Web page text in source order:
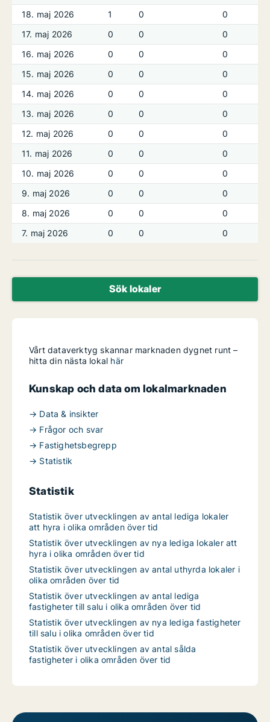
18. maj 2026
1 0
0
17. maj 2026
0 0
0
16. maj 2026
0 0
0
15. maj 2026
0 0
0
14. maj 2026
0 0
0
13. maj 2026
0 0
0
12. maj 2026
0 0
0
11. maj 2026
0 0
0
10. maj 2026
0 0
0
9. maj 2026
0 0
0
8. maj 2026
0 0
0
7. maj 2026
0 0 0
Sök lokaler
Vårt dataverktyg skannar marknaden dygnet runt –
hitta din nästa lokal här
Kunskap och data om lokalmarknaden
→ Data & insikter
→ Frågor och svar
→ Fastighetsbegrepp
→ Statistik
Statistik
Statistik över utvecklingen av antal lediga lokaler
att hyra i olika områden över tid
Statistik över utvecklingen av nya lediga lokaler att
hyra i olika områden över tid
Statistik över utvecklingen av antal uthyrda lokaler i
olika områden över tid
Statistik över utvecklingen av antal lediga
fastigheter till salu i olika områden över tid
Statistik över utvecklingen av nya lediga fastigheter
till salu i olika områden över tid
Statistik över utvecklingen av antal sålda
fastigheter i olika områden över tid